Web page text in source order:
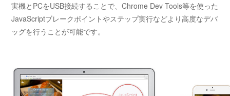
実機とPCをUSB接続することで、Chrome Dev Tools等を使った
JavaScriptブレークポイントやステップ実行などより高度なデバ
ッグを行うことが可能です。